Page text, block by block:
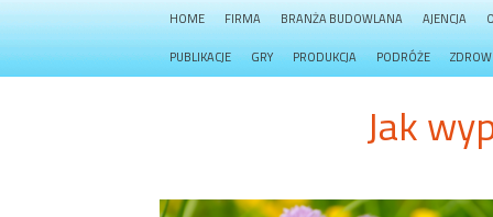
HOME FIRMA BRANŻA BUDOWLANA AJENCJA
PUBLIKACJE GRY PRODUKCJA PODRÓŻE
Jak